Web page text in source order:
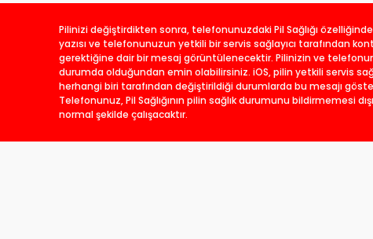
Pilinizi değiştirdikten sonra, telefonunuzdaki Pil Sağlığı
yazısı ve telefonunuzun yetkili bir servis sağlayıcı tarafından
gerektiğine dair bir mesaj görüntülenecektir. Pilinizin ve
durumda olduğundan emin olabilirsiniz. iOS, pilin yetkili servis
herhangi biri tarafından değiştirildiği durumlarda bu mesajı
Telefonunuz, Pil Sağlığının pilin sağlık durumunu bildirmemesi
normal şekilde çalışacaktır.